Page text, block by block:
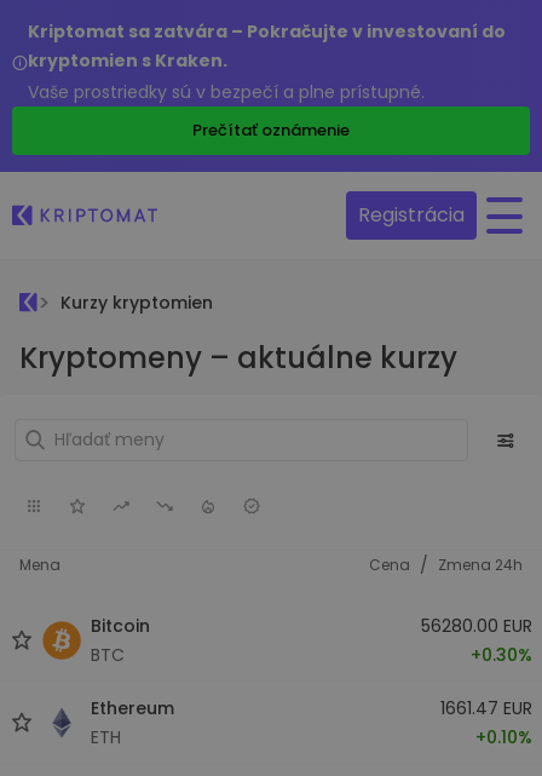
Kriptomat sa zatvára – Pokračujte v investovaní do
kryptomien s Kraken.
Vaše prostriedky sú v bezpečí a plne prístupné.
Prečítať oznámenie
Registrácia
Kurzy kryptomien
Kryptomeny – aktuálne kurzy
Mena Cena / Zmena 24h
Bitcoin
BTC
56280.00 EUR
+0.30%
Ethereum
ETH
1661.47 EUR
+0.10%